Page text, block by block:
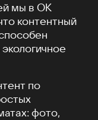
мы в ОК
контентный
по
фото,